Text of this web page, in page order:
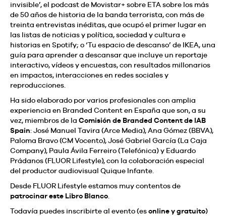
invisible’, el podcast de Movistar+ sobre ETA sobre los más
de 50 años de historia de la banda terrorista, con más de
treinta entrevistas inéditas, que ocupó el primer lugar en
las listas de noticias y política, sociedad y cultura e
historias en Spotify; o ‘Tu espacio de descanso’ de IKEA, una
guía para aprender a descansar que incluye un reportaje
interactivo, vídeos y encuestas, con resultados millonarios
en impactos, interacciones en redes sociales y
reproducciones.
Ha sido elaborado por varios profesionales con amplia
experiencia en Branded Content en España que son, a su
vez, miembros de la Comisión de Branded Contentde IAB
Spain: José Manuel Tavira (Arce Media), Ana Gómez (BBVA),
Paloma Bravo (CM Vocento), José Gabriel García (La Caja
Company), Paula Ávila Ferreiro (Telefónica) y Eduardo
Prádanos (FLUOR Lifestyle), con la colaboración especial
del productor audiovisual Quique Infante.
Desde FLUOR Lifestyle estamos muy contentos de
patrocinar este Libro Blanco
Todavía puedes inscribirte al evento (esonline y gratuito)